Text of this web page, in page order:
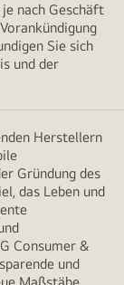
nach Geschäft
Sie sich
und der
Herstellern
Gründung des
das Leben und
Consumer &
und